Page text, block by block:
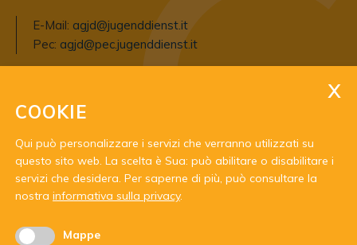
E-Mail: agjd@jugenddienst.it
Pec: agjd@pec.jugenddienst.it
Con il sostegno di:
COOKIE
Qui può personalizzare i servizi che verranno utilizzati su
questo sito web. La scelta è Sua: può abilitare o disabilitare i
servizi che desidera. Per saperne di più, può consultare la
nostra informativa sulla privacy.
Mappe